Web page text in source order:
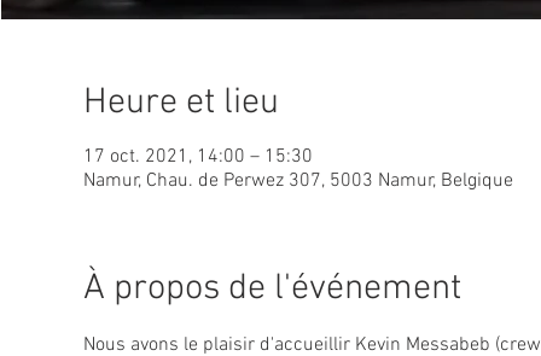
Heure et lieu
17 oct. 2021, 14:00 – 15:30
Namur, Chau. de Perwez 307, 5003 Namur, Belgique
À propos de l'événement
Nous avons le plaisir d'accueillir Kevin Messabeb